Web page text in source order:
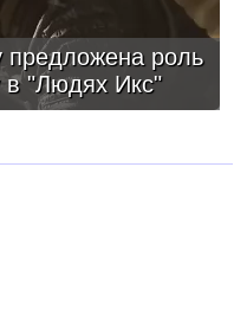
роль
в "Людях Икс"